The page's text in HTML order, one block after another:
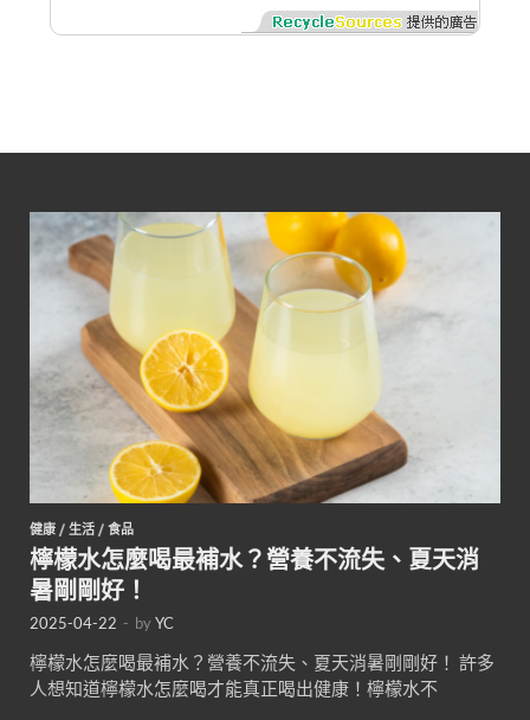
健康 / 生活 / 食品
檸檬水怎麼喝最補水？營養不流失、夏天消
暑剛剛好！
2025-04-22 - byYC
檸檬水怎麼喝最補水？營養不流失、夏天消暑剛剛好！ 許多
人想知道檸檬水怎麼喝才能真正喝出健康！檸檬水不